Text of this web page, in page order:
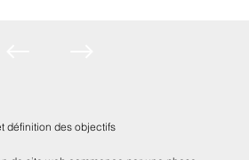
définition des objectifs